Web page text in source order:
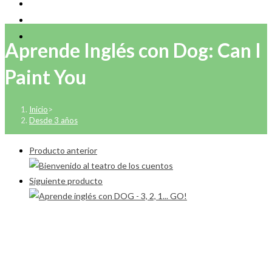
Aprende Inglés con Dog: Can I
Paint You
Inicio>
Desde 3 años
Producto anterior
Siguiente producto